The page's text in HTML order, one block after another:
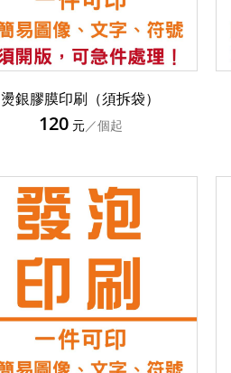
燙銀膠膜印刷（須拆袋）
120 元／個起